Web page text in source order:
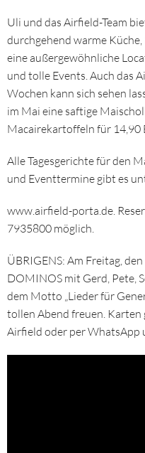
Uli und das Airfield-Team
durchgehend warme
eine außergewöhnliche
und tolle Events. Auch das
Wochen kann sich sehen
im Mai eine saftige
Macairekartoffeln für 14,90
Alle Tagesgerichte für den
und Eventtermine gibt es
www.airfield-porta.de.
7935800 möglich.
ÜBRIGENS: Am Freitag,
DOMINOS mit Gerd, Pete,
dem Motto „Lieder für
tollen Abend freuen.
Airfield oder per WhatsApp